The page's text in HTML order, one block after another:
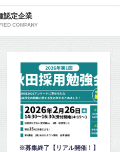
認定企業
COMPANY
】
五城目第一中のエコキャッ